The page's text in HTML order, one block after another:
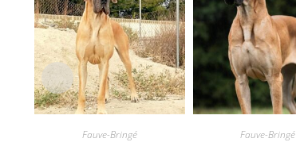
Fauve-Bringé Fauve-Bringé